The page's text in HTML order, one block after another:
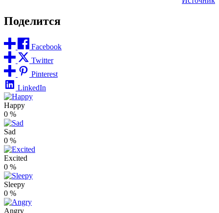
Поделится
Facebook
Twitter
Pinterest
LinkedIn
Happy
0 %
Sad
0 %
Excited
0 %
Sleepy
0 %
Angry